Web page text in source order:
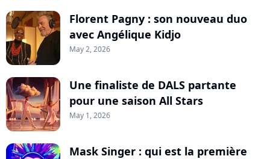
Florent Pagny : son nouveau duo
avec Angélique Kidjo
May 2, 2026
Une finaliste de DALS partante
pour une saison All Stars
May 1, 2026
Mask Singer : qui est la première